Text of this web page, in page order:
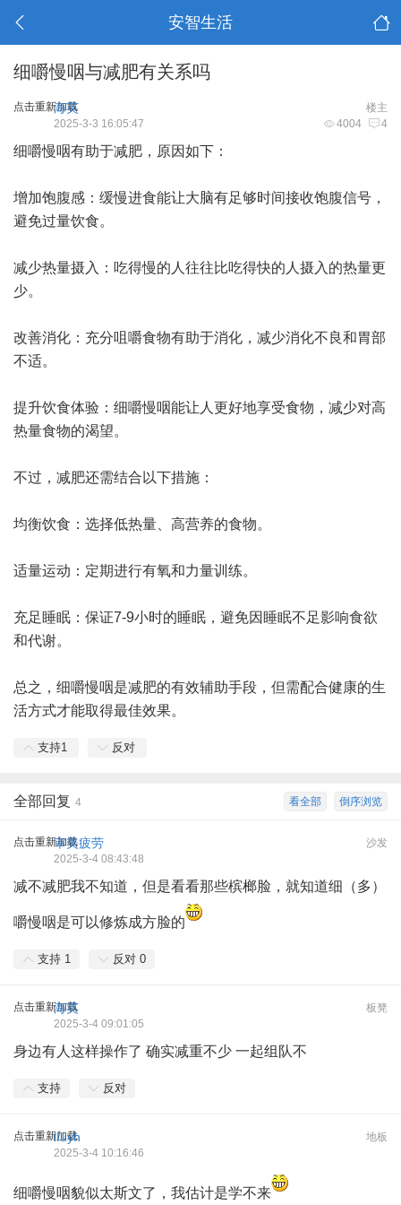
安智生活
细嚼慢咽与减肥有关系吗
点击重新加载 楼主
海英
4004 4
2025-3-3 16:05:47
细嚼慢咽有助于减肥，原因如下：
增加饱腹感：缓慢进食能让大脑有足够时间接收饱腹信号，
避免过量饮食。
减少热量摄入：吃得慢的人往往比吃得快的人摄入的热量更
少。
改善消化：充分咀嚼食物有助于消化，减少消化不良和胃部
不适。
提升饮食体验：细嚼慢咽能让人更好地享受食物，减少对高
热量食物的渴望。
不过，减肥还需结合以下措施：
均衡饮食：选择低热量、高营养的食物。
适量运动：定期进行有氧和力量训练。
充足睡眠：保证7-9小时的睡眠，避免因睡眠不足影响食欲
和代谢。
总之，细嚼慢咽是减肥的有效辅助手段，但需配合健康的生
活方式才能取得最佳效果。
支持1 反对
倒序浏览
看全部
全部回复 4
点击重新加载 沙发
审美疲劳
2025-3-4 08:43:48
减不减肥我不知道，但是看看那些槟榔脸，就知道细（多）
嚼慢咽是可以修炼成方脸的
支持 1 反对 0
点击重新加载 板凳
海英
2025-3-4 09:01:05
身边有人这样操作了 确实减重不少 一起组队不
支持 反对
点击重新加载 地板
lIuyh
2025-3-4 10:16:46
细嚼慢咽貌似太斯文了，我估计是学不来